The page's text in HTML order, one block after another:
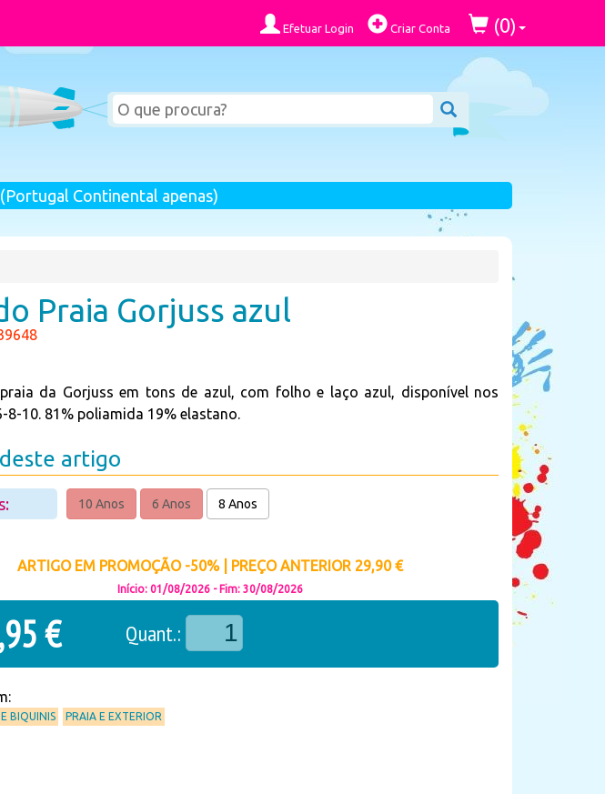
Efetuar Login Criar Conta (0)
Continental apenas)
Praia Gorjuss azul
da Gorjuss em tons de azul, com folho e laço azul, disponível nos
8-10. 81% poliamida 19% elastano.
artigo
10 Anos 6 Anos 8 Anos
ARTIGO EM PROMOÇÃO -50% | PREÇO ANTERIOR 29,90 €
Início: 01/08/2026 - Fim: 30/08/2026
€ Quant.:
BIQUINIS PRAIA E EXTERIOR